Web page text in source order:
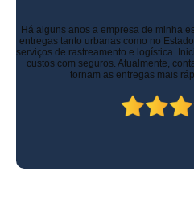
Há alguns anos a empresa de minha
entregas tanto urbanas como no
serviços de rastreamento e logística.
custos com seguros. Atualmente,
tornam as entregas mais